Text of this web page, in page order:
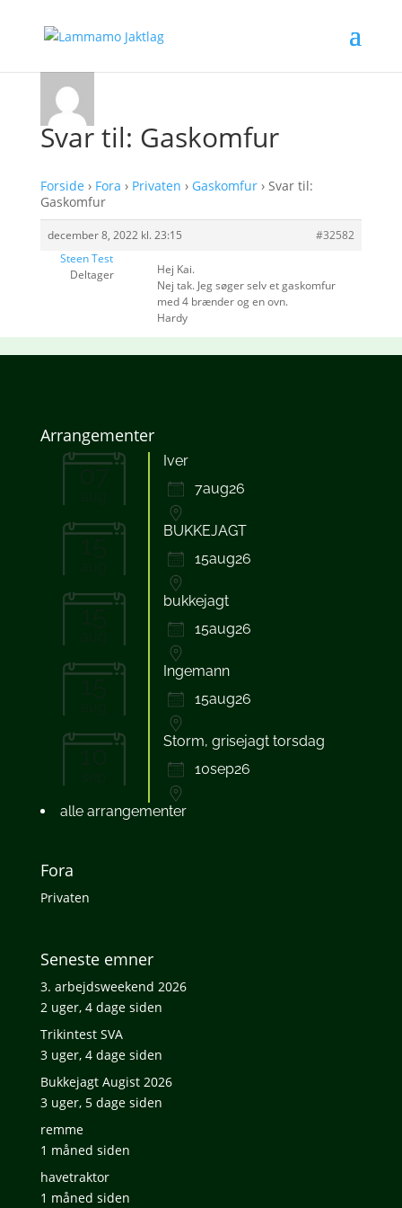
Svar til: Gaskomfur
Forside › Fora › Privaten › Gaskomfur › Svar til:
Gaskomfur
december 8, 2022 kl. 23:15
#32582
Steen Test
Deltager
Hej Kai.
Nej tak. Jeg søger selv et gaskomfur
med 4 brænder og en ovn.
Hardy
Arrangementer
07
Iver
7aug26
15
BUKKEJAGT
15aug26
15
bukkejagt
15aug26
15
Ingemann
15aug26
10
Storm, grisejagt torsdag
10sep26
alle arrangementer
Fora
Privaten
Seneste emner
3. arbejdsweekend 2026
2 uger, 4 dage siden
Trikintest SVA
3 uger, 4 dage siden
Bukkejagt Augist 2026
3 uger, 5 dage siden
remme
1 måned siden
havetraktor
1 måned siden